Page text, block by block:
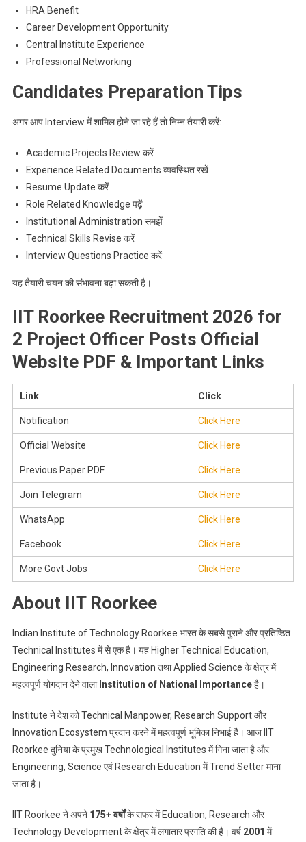
HRA Benefit
Career Development Opportunity
Central Institute Experience
Professional Networking
Candidates Preparation Tips
अगर आप Interview में शामिल होने जा रहे हैं तो निम्न तैयारी करें:
Academic Projects Review करें
Experience Related Documents व्यवस्थित रखें
Resume Update करें
Role Related Knowledge पढ़ें
Institutional Administration समझें
Technical Skills Revise करें
Interview Questions Practice करें
यह तैयारी चयन की संभावना बढ़ा सकती है।
IIT Roorkee Recruitment 2026 for
2 Project Officer Posts Official
Website PDF & Important Links
Link Click
Notification Click Here
Official Website Click Here
Previous Paper PDF Click Here
Join Telegram Click Here
WhatsApp Click Here
Facebook Click Here
More Govt Jobs Click Here
About IIT Roorkee
Indian Institute of Technology Roorkee भारत के सबसे पुराने और प्रतिष्ठित
Technical Institutes में से एक है। यह Higher Technical Education,
Engineering Research, Innovation तथा Applied Science के क्षेत्र में
महत्वपूर्ण योगदान देने वाला Institution of National Importanceहै।
Institute ने देश को Technical Manpower, Research Support और
Innovation Ecosystem प्रदान करने में महत्वपूर्ण भूमिका निभाई है। आज IIT
Roorkee दुनिया के प्रमुख Technological Institutes में गिना जाता है और
Engineering, Science एवं Research Education में Trend Setter माना
जाता है।
IIT Roorkee ने अपने 175+ वर्षोंके सफर में Education, Research और
Technology Development के क्षेत्र में लगातार प्रगति की है। वर्ष 2001 में